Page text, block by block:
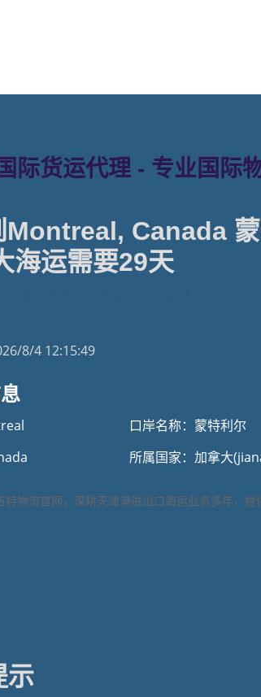
际货运代理 - 专业国际
Montreal, Canada 蒙
海运需要29天
8/4 12:15:49
口岸名称：蒙特利尔
所属国家：加拿大
特物流官网，深耕天津港进出口海运业务多年，提
示